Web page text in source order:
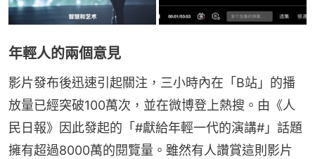
年輕人的兩個意見
影片發布後迅速引起關注，三小時內在「B站」的播
放量已經突破100萬次，並在微博登上熱搜。由《人
民日報》因此發起的「#獻給年輕一代的演講#」話題
擁有超過8000萬的閱覽量。雖然有人讚賞這則影片